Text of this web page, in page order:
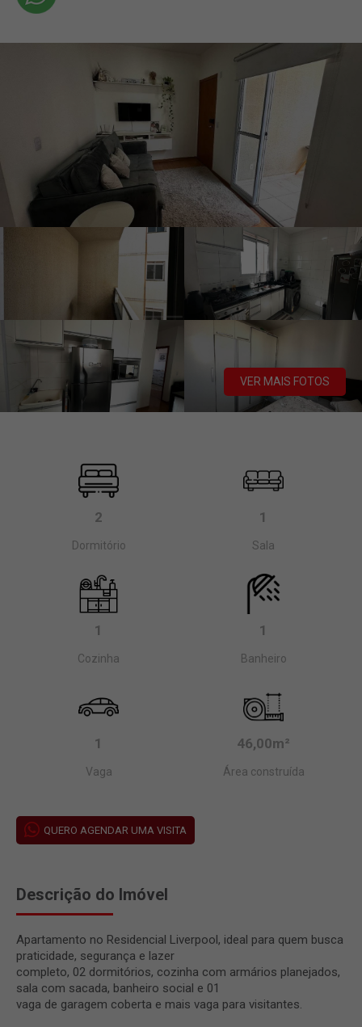
VER MAIS FOTOS
2
Dormitório
1
Sala
1
Cozinha
1
Banheiro
1
Vaga
46,00m²
Área construída
QUERO AGENDAR UMA VISITA
Descrição do Imóvel
Apartamento no Residencial Liverpool, ideal para quem busca
praticidade, segurança e lazer
completo, 02 dormitórios, cozinha com armários planejados,
sala com sacada, banheiro social e 01
vaga de garagem coberta e mais vaga para visitantes.